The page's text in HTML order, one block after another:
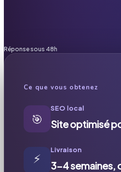
Réponse sous 48h
Ce que vous obtenez
🎯
SEO local
Site optimisé
⚡
Livraison
3-4 semaines,